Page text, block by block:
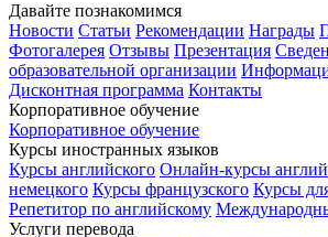
Давайте познакомимся
Новости Статьи Рекомендации Награды
Фотогалерея Отзывы Презентация
образовательной организации
Дисконтная программа Контакты
Корпоративное обучение
Корпоративное обучение
Курсы иностранных языков
Курсы английского Онлайн-курсы
немецкого Курсы французского Курсы
Репетитор по английскому
Услуги перевода